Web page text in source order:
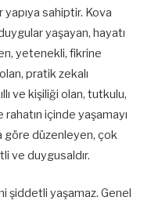
yapıya sahiptir. Kova
yaşayan, hayatı
yetenekli, fikrine
pratik zekalı
ve kişiliği olan, tutkulu,
içinde yaşamayı
göre düzenleyen, çok
ve duygusaldır.
şiddetli yaşamaz. Genel